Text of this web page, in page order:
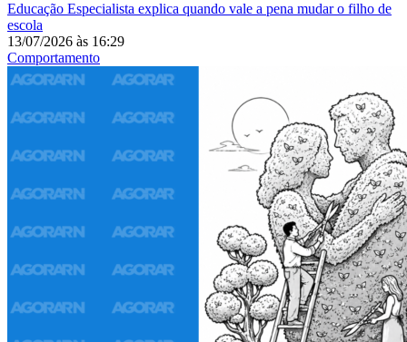
Educação Especialista explica quando vale a pena mudar o filho de
escola
13/07/2026 às 16:29
Comportamento